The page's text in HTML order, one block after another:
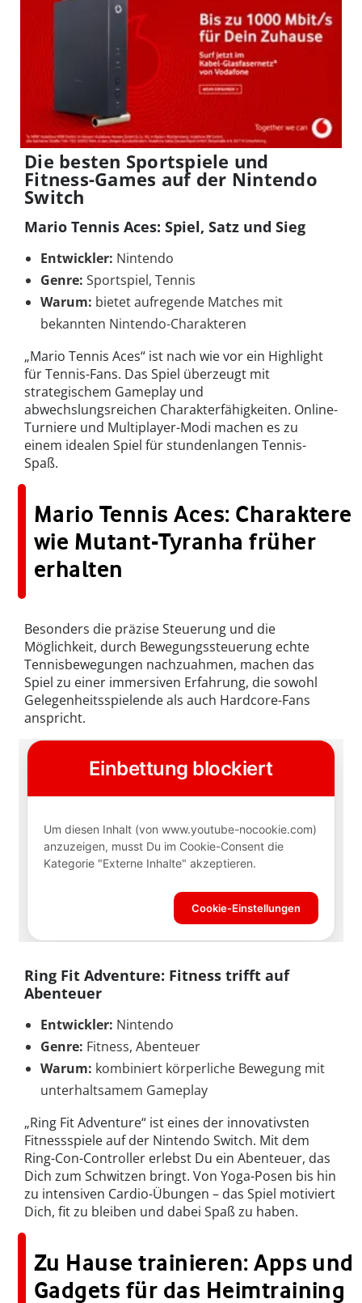
Die besten Sportspiele und
Fitness-Games auf der Nintendo
Switch
Mario Tennis Aces: Spiel, Satz und Sieg
Entwickler: Nintendo
Genre: Sportspiel, Tennis
Warum: bietet aufregende Matches mit
bekannten Nintendo-Charakteren
„Mario Tennis Aces“ ist nach wie vor ein Highlight
für Tennis-Fans. Das Spiel überzeugt mit
strategischem Gameplay und
abwechslungsreichen Charakterfähigkeiten. Online-
Turniere und Multiplayer-Modi machen es zu
einem idealen Spiel für stundenlangen Tennis-
Spaß.
Mario Tennis Aces: Charaktere
wie Mutant-Tyranha früher
erhalten
Besonders die präzise Steuerung und die
Möglichkeit, durch Bewegungssteuerung echte
Tennisbewegungen nachzuahmen, machen das
Spiel zu einer immersiven Erfahrung, die sowohl
Gelegenheitsspielende als auch Hardcore-Fans
anspricht.
Ring Fit Adventure: Fitness trifft auf
Abenteuer
Entwickler: Nintendo
Genre: Fitness, Abenteuer
Warum: kombiniert körperliche Bewegung mit
unterhaltsamem Gameplay
„Ring Fit Adventure“ ist eines der innovativsten
Fitnessspiele auf der Nintendo Switch. Mit dem
Ring-Con-Controller erlebst Du ein Abenteuer, das
Dich zum Schwitzen bringt. Von Yoga-Posen bis hin
zu intensiven Cardio-Übungen – das Spiel motiviert
Dich, fit zu bleiben und dabei Spaß zu haben.
Zu Hause trainieren: Apps und
Gadgets für das Heimtraining